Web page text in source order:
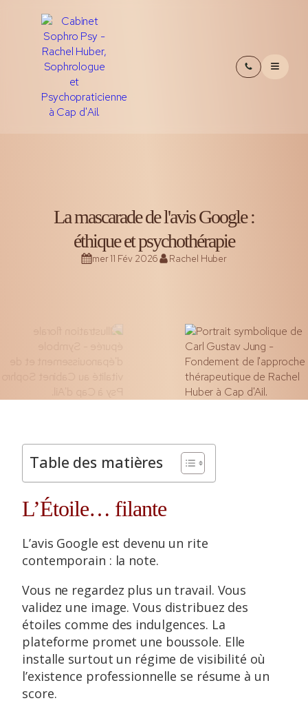
La mascarade de l'avis Google :
éthique et psychothérapie
mer 11 Fév 2026 Rachel Huber
Table des matières
L’Étoile… filante
L’avis Google est devenu un rite
contemporain : la note.
Vous ne regardez plus un travail. Vous
validez une image. Vous distribuez des
étoiles comme des indulgences. La
plateforme promet une boussole. Elle
installe surtout un régime de visibilité où
l’existence professionnelle se résume à un
score.